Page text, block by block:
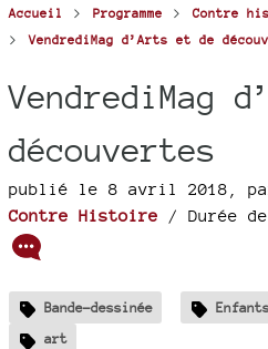
Accueil > Programme > Contre
>VendrediMag d’Arts et de
VendrediMag
découvertes
publié le 8 avril 2018
Contre Histoire
/ Durée
Bande-dessinée
art